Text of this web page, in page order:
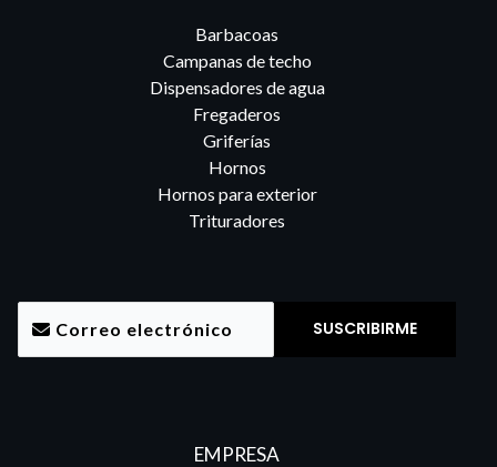
Barbacoas
Campanas de techo
Dispensadores de agua
Fregaderos
Griferías
Hornos
Hornos para exterior
Trituradores
EMPRESA